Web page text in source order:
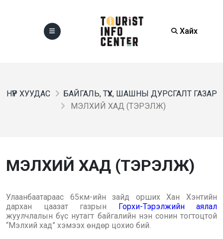
Хайх
НҮҮР ХУУДАС
БАЙГАЛЬ, ТҮҮХ, ШАШНЫ ДУРСГАЛТ ГАЗАР
МЭЛХИЙ ХАД (ТЭРЭЛЖ)
МЭЛХИЙ ХАД (ТЭРЭЛЖ)
Улаанбаатараас 65км-ийн зайд орших Хан Хэнтийн
дархан цаазат газрын Горхи-Тэрэлжийн аялал
жуулчлалын бүс нутагт байгалийн нэн сонин тогтоцтой
“Мэлхий хад” хэмээх өндөр цохио бий.